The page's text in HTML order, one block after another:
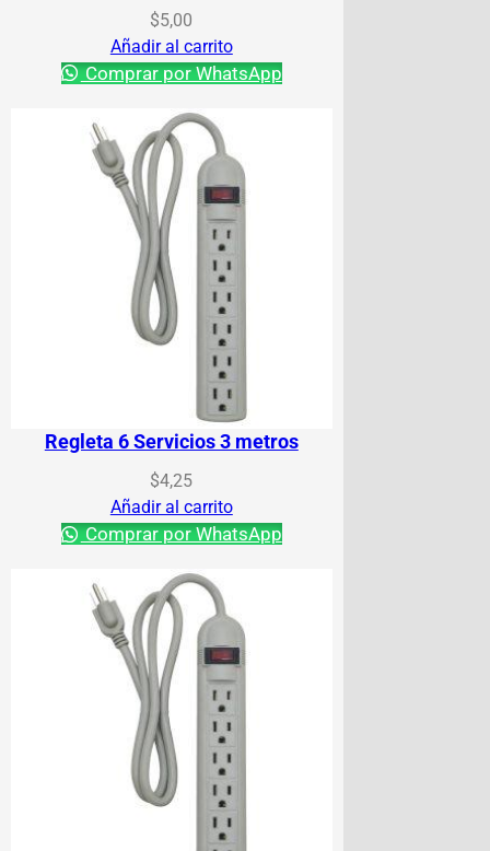
$5,00
Añadir al carrito
Comprar por WhatsApp
Regleta 6 Servicios 3 metros
$4,25
Añadir al carrito
Comprar por WhatsApp